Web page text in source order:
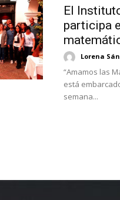
El
participa
Lorena
“Amamos las
está
semana...